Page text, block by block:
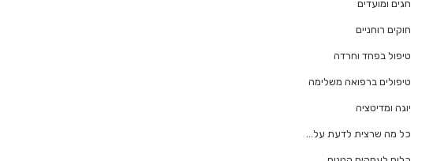
חגים ומועדים
חוקים רוחניים
טיפול בפחד וחרדה
טיפולים ברפואה משלימה
יוגה ומדיטציה
כל מה שרצית לדעת על…